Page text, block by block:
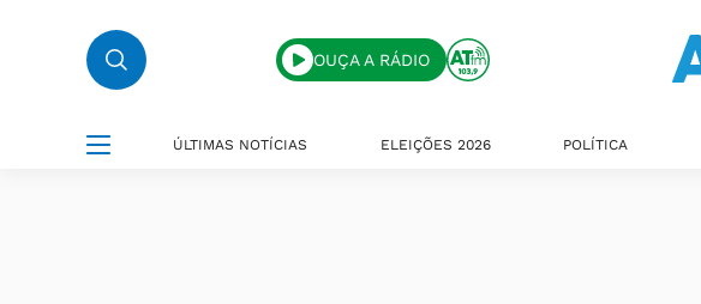
OUÇA A RÁDIO
ÚLTIMAS NOTÍCIAS ELEIÇÕES 2026 POLÍTICA